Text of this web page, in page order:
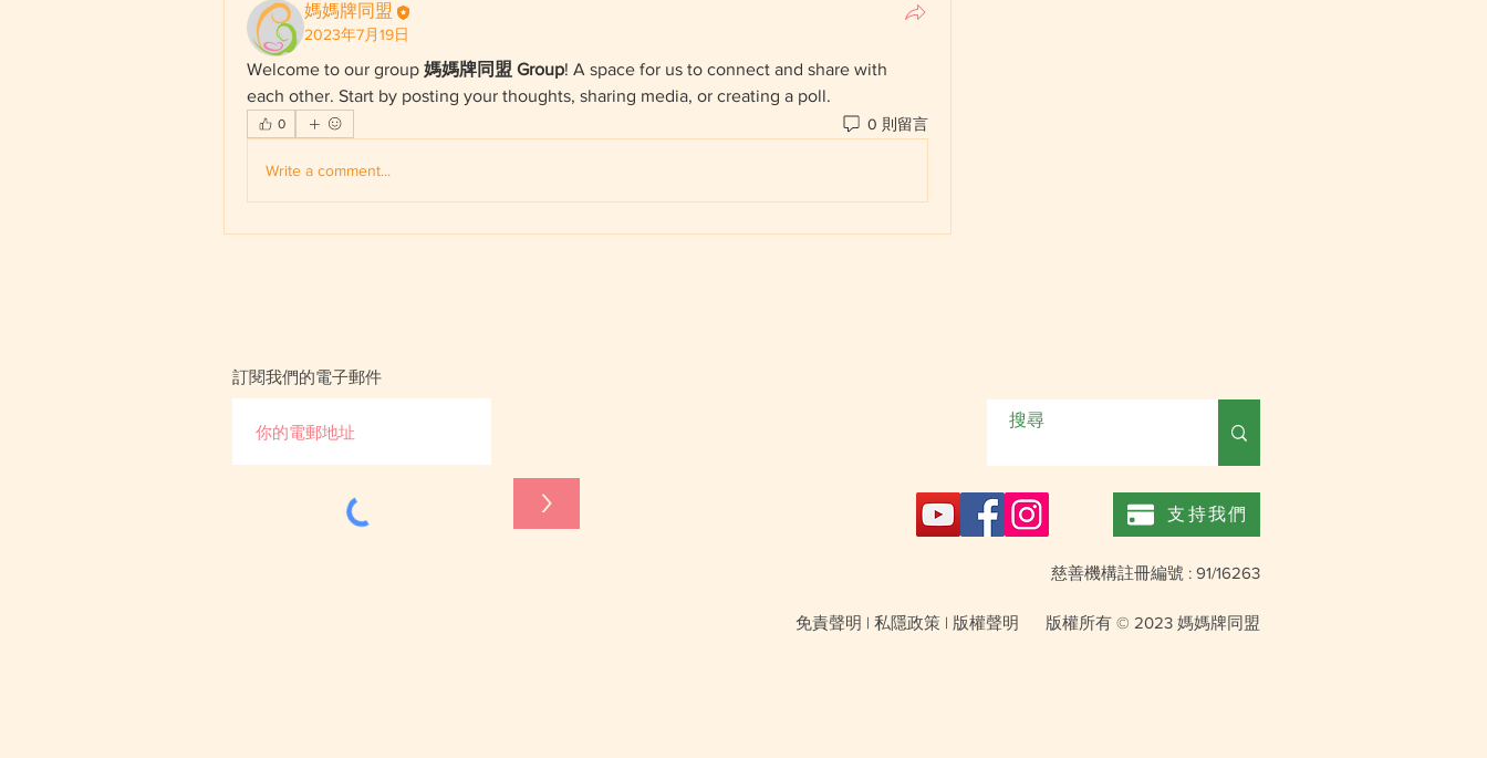
媽媽牌同盟
2023年7月19日
Welcome to our group 媽媽牌同盟 Group! A space for us to connect and share with
each other. Start by posting your thoughts, sharing media, or creating a poll.
0 0 則留言
Write a comment...
訂閱我們的電子郵件
> 支持我們
慈善機構註冊編號 : 91/16263
免責聲明 | 私隱政策 | 版權聲明 版權所有 © 2023 媽媽牌同盟